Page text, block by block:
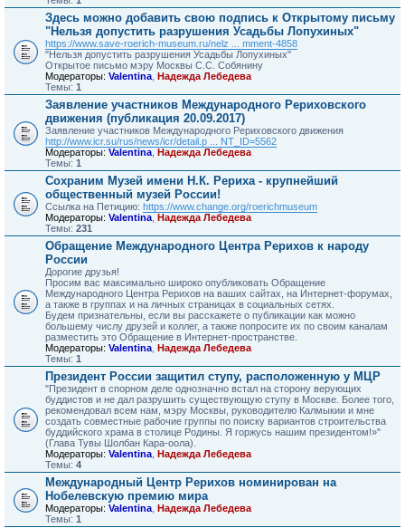
Здесь можно добавить свою подпись к Открытому письму
"Нельзя допустить разрушения Усадьбы Лопухиных"
https://www.save-roerich-museum.ru/nelz ... mment-4858
"Нельзя допустить разрушения Усадьбы Лопухиных"
Открытое письмо мэру Москвы С.С. Собянину
Модераторы: Valentina Надежда Лебедева
Темы: 1
Заявление участников Международного Рериховского
движения (публикация 20.09.2017)
Заявление участников Международного Рериховского движения
http://www.icr.su/rus/news/icr/detail.p ... NT_ID=5562
Модераторы: Valentina Надежда Лебедева
Темы: 1
Сохраним Музей имени Н.К. Рериха - крупнейший
общественный музей России!
Ссылка на Петицию: https://www.change.org/roerichmuseum
Модераторы: Valentina Надежда Лебедева
Темы: 231
Обращение Международного Центра Рерихов к народу
России
Дорогие друзья!
Просим вас максимально широко опубликовать Обращение
Международного Центра Рерихов на ваших сайтах, на Интернет-форумах,
а также в группах и на личных страницах в социальных сетях.
Будем признательны, если вы расскажете о публикации как можно
большему числу друзей и коллег, а также попросите их по своим каналам
разместить это Обращение в Интернет-пространстве.
Модераторы: Valentina Надежда Лебедева
Темы: 1
Президент России защитил ступу, расположенную у МЦР
"Президент в спорном деле однозначно встал на сторону верующих
буддистов и не дал разрушить существующую ступу в Москве. Более того,
рекомендовал всем нам, мэру Москвы, руководителю Калмыкии и мне
создать совместные рабочие группы по поиску вариантов строительства
буддийского храма в столице Родины. Я горжусь нашим президентом!»"
(Глава Тувы Шолбан Кара-оола).
Модераторы: Valentina Надежда Лебедева
Темы: 4
Международный Центр Рерихов номинирован на
Нобелевскую премию мира
Модераторы: Valentina Надежда Лебедева
Темы: 1